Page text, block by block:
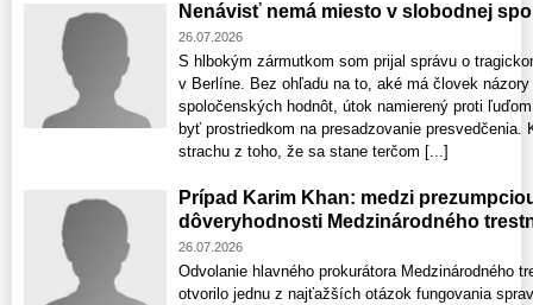
Nenávisť nemá miesto v slobodnej
26.07.2026
S hlbokým zármutkom som prijal správu o
v Berlíne. Bez ohľadu na to, aké má človek
spoločenských hodnôt, útok namierený proti
byť prostriedkom na presadzovanie
strachu z toho, že sa stane terčom [...]
Prípad Karim Khan: medzi
dôveryhodnosti Medzinárodného
26.07.2026
Odvolanie hlavného prokurátora Medzinárodného
otvorilo jednu z najťažších otázok fungovania